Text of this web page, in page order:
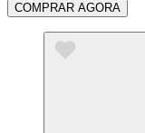
COMPRAR AGORA